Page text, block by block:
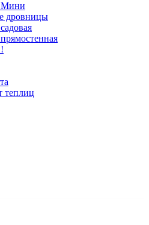
Мини
дровницы
теплиц